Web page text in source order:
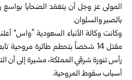
المولى عز وجل أن يتغمّد الضحايا
بالصبر والسلوان.
وكانت وكالة الأنباء السعودية “واس”
مقتل 14 شخصاً بتحطم طائرة مروحية
رأس تنورة شرقي المملكة، مشيرة إلى أن
أسباب سقوط المروحية.